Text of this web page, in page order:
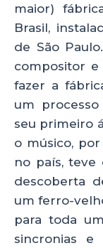
maior)
Brasil,
de São
compositor e
fazer a
um
seu primeiro
o músico,
no país, teve
descoberta
um ferro-
para toda
sincronias